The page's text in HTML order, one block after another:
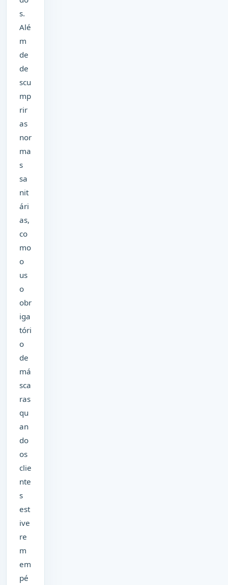
s.
Alé
m
de
de
scu
mp
rir
as
nor
ma
s
sa
nit
ári
as,
co
mo
o
us
o
obr
iga
tóri
o
de
má
sca
ras
qu
an
do
os
clie
nte
s
est
ive
re
m
em
pé